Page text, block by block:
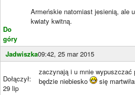
Do
góry
Armeńskie natomiast jesienią, ale
kwiaty kwitną.
Jadwiszka09:42, 25 mar 2015
Dołączył:
29 lip
zaczynają i u mnie wypuszczać
będzie niebiesko
się